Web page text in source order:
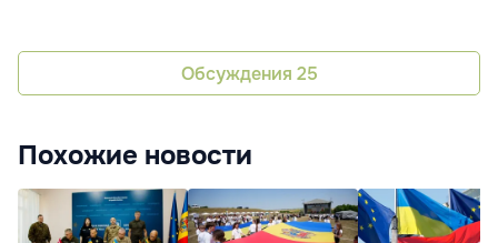
Обсуждения 25
Похожие новости